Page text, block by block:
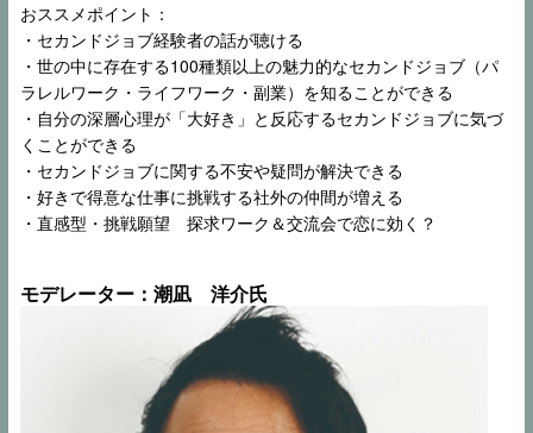
おススメポイント：
・セカンドジョブ経験者の話が聴ける
・世の中に存在する100種類以上の魅力的なセカンドジョブ（パ
ラレルワーク・ライフワーク・副業）を知ることができる
・自分の深層心理が「大好き」と反応するセカンドジョブに気づ
くことができる
・セカンドジョブに関する不安や疑問が解決できる
・好きで得意な仕事に挑戦する社外の仲間が増える
・直感型・挑戦願望 探求ワーク＆交流会で恋に効く？
モデレーター：潮凪　洋介氏